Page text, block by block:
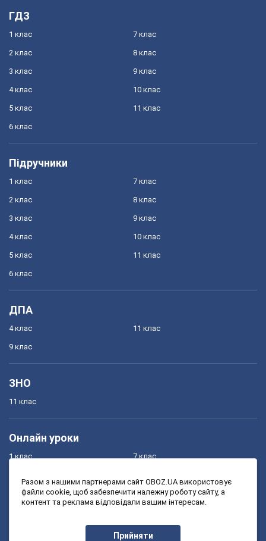
ГДЗ
1 клас
2 клас
3 клас
4 клас
5 клас
6 клас
7 клас
8 клас
9 клас
10 клас
11 клас
Підручники
1 клас
2 клас
3 клас
4 клас
5 клас
6 клас
7 клас
8 клас
9 клас
10 клас
11 клас
ДПА
4 клас
9 клас
11 клас
ЗНО
11 клас
Онлайн уроки
1 клас
3 клас
7 клас
9 клас
Разом з нашими партнерами сайт OBOZ.UA використовує
файли cookie, щоб забезпечити належну роботу сайту, а
контент та реклама відповідали вашим інтересам.
Прийняти